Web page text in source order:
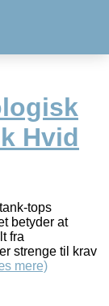
Hvid
tops
betyder at
fra
strenge til krav
mere)